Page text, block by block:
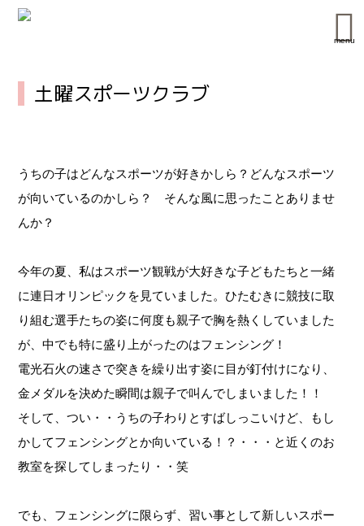
menu
土曜スポーツクラブ
うちの子はどんなスポーツが好きかしら？どんなスポーツ
が向いているのかしら？ そんな風に思ったことありませ
んか？
今年の夏、私はスポーツ観戦が大好きな子どもたちと一緒
に連日オリンピックを見ていました。ひたむきに競技に取
り組む選手たちの姿に何度も親子で胸を熱くしていました
が、中でも特に盛り上がったのはフェンシング！
電光石火の速さで突きを繰り出す姿に目が釘付けになり、
金メダルを決めた瞬間は親子で叫んでしまいました！！
そして、つい・・うちの子わりとすばしっこいけど、もし
かしてフェンシングとか向いている！？・・・と近くのお
教室を探してしまったり・・笑
でも、フェンシングに限らず、習い事として新しいスポー